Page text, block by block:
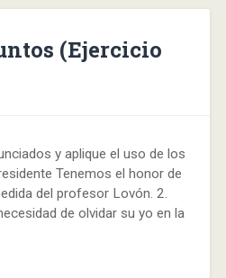
(Ejercicio
y aplique el uso de los
Tenemos el honor de
del profesor Lovón. 2.
de olvidar su yo en la